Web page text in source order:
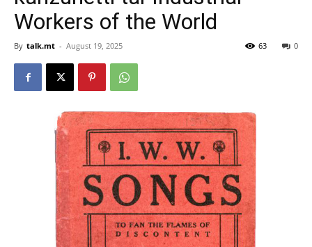
Workers of the World
By talk.mt - August 19, 2025 0
63